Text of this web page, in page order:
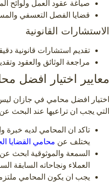
صياغة عقود العمل ولوائح
قضايا الفصل التعسفي
الاستشارات القانونية
تقديم استشارات قانونية
مراجعة الوثائق والعقود
معايير اختيار افضل
اختيار افضل محامي في جازان ليس
التي يجب ان تراعيها عند
تاكد ان المحامي لديه
يختلف عن محامي القضايا
السمعة والموثوقية ابحث
العملاء ونجاحاته السابقة
يجب ان يكون المحامي